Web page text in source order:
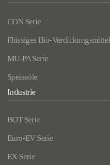
CON Serie
Flüssiges Bio-Verdickungsmittel
MU-PA Serie
Speiseöle
Industrie
BOT Serie
Euro-EV Serie
EX Serie